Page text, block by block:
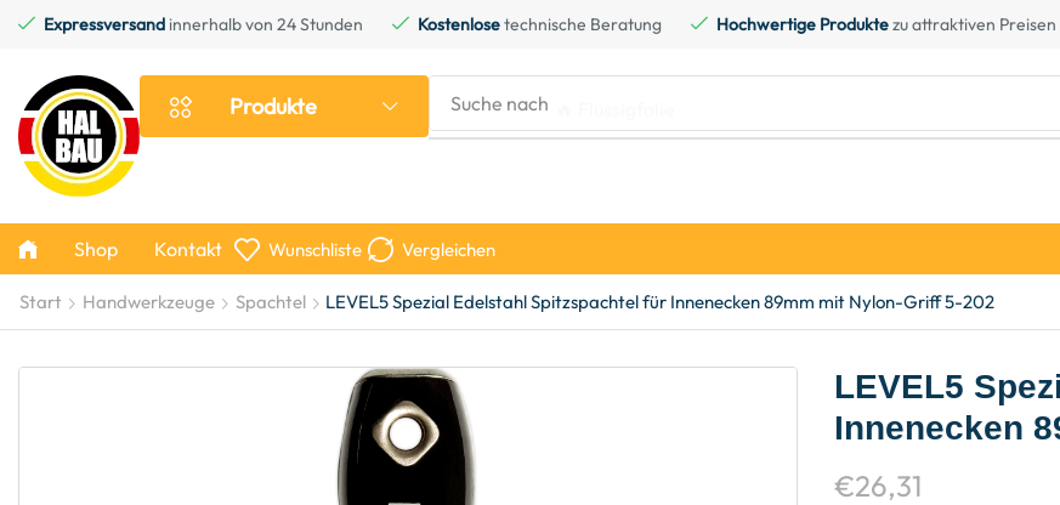
Expressversand innerhalb von 24 Stunden Kostenlosetechnische Beratung Hochwertige Produktezu attraktiven Preisen
Produkte Suche nach
Shop Kontakt Wunschliste Vergleichen
Start Handwerkzeuge Spachtel LEVEL5 Spezial Edelstahl Spitzspachtel für Innenecken 89mm mit Nylon-Griff 5-202
LEVEL5
Innenecken
€26,31